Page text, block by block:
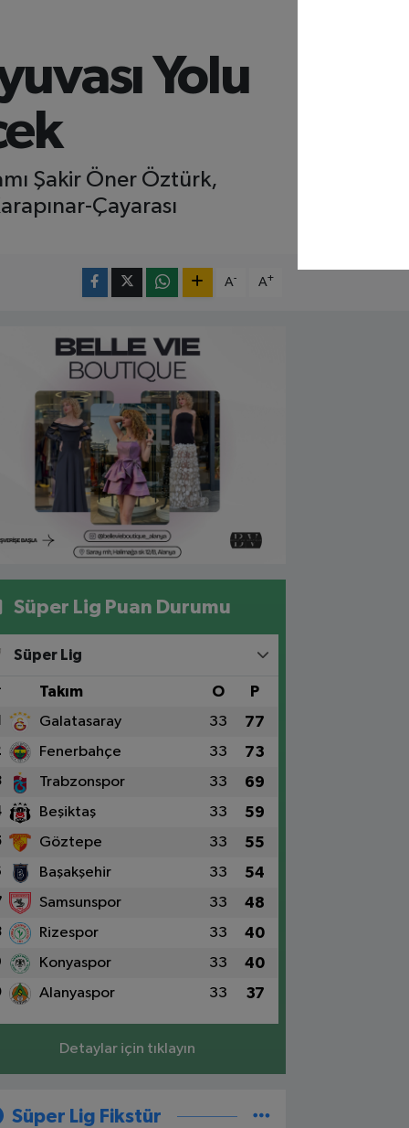
Yolu
Şakir Öner Öztürk,
Çayarası
A- A+
Süper Lig Puan Durumu
Süper Lig
Takım O P
Galatasaray 33 77
Fenerbahçe 33 73
Trabzonspor 33 69
Beşiktaş 33 59
Göztepe 33 55
Başakşehir 33 54
Samsunspor 33 48
Rizespor 33 40
Konyaspor 33 40
Alanyaspor 33 37
Detaylar için tıklayın
Süper Lig Fikstür